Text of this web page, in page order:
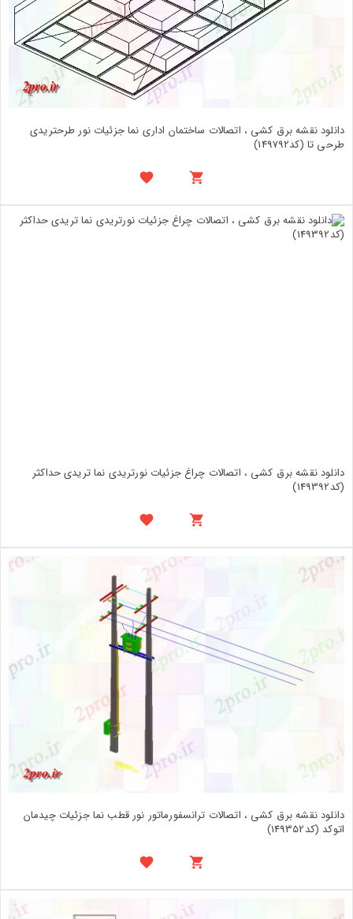
دانلود نقشه برق کشی ، اتصالات ساختمان اداری نما جزئیات نور طرحتریدی
طرحی تا (کد149792)
دانلود نقشه برق کشی ، اتصالات چراغ جزئیات نورتریدی نما تریدی حداکثر
(کد149392)
دانلود نقشه برق کشی ، اتصالات ترانسفورماتور نور قطب نما جزئیات چیدمان
اتوکد (کد149352)